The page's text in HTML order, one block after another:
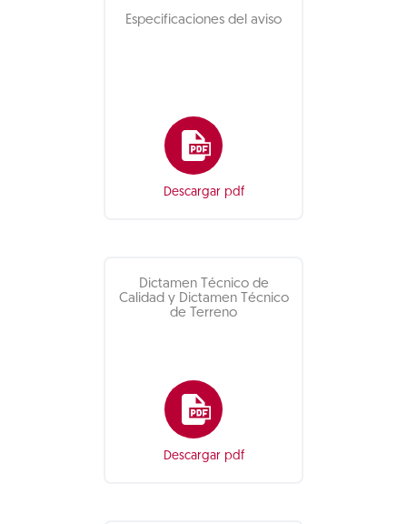
Especificaciones del aviso
Descargar pdf
Dictamen Técnico de
Calidad y Dictamen Técnico
de Terreno
Descargar pdf